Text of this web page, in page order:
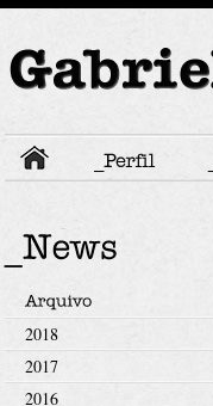
2018
2017
2016